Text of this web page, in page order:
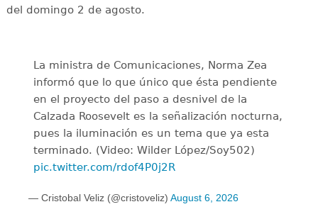
del domingo 2 de agosto.
La ministra de Comunicaciones, Norma Zea
informó que lo que único que ésta pendiente
en el proyecto del paso a desnivel de la
Calzada Roosevelt es la señalización nocturna,
pues la iluminación es un tema que ya esta
terminado. (Video: Wilder López/Soy502)
pic.twitter.com/rdof4P0j2R
— Cristobal Veliz (@cristoveliz) August 6, 2026